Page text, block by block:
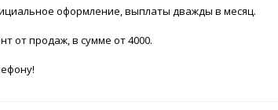
оформление, выплаты дважды в месяц.
от продаж, в сумме от 4000.